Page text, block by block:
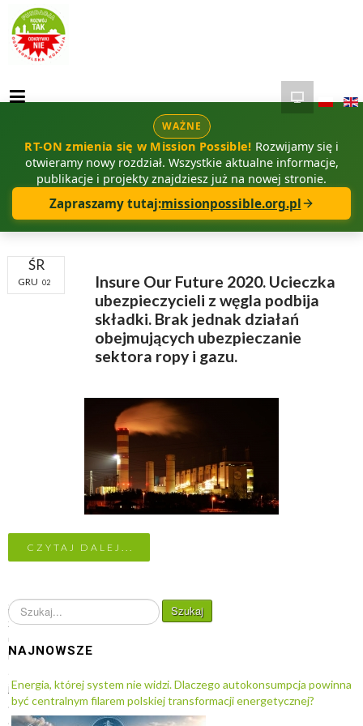
WAŻNE
RT-ON zmienia się w Mission Possible! Rozwijamy się i
otwieramy nowy rozdział. Wszystkie aktualne informacje,
publikacje i projekty znajdziesz już na nowej stronie.
Zapraszamy tutaj:missionpossible.org.pl
ŚR
GRU 02
Insure Our Future 2020. Ucieczka
ubezpieczycieli z węgla podbija
składki. Brak jednak działań
obejmujących ubezpieczanie
sektora ropy i gazu.
CZYTAJ DALEJ...
S
z
u
k
j
.
.
Szukaj
NAJNOWSZE
Energia, której system nie widzi. Dlaczego autokonsumpcja powinna
być centralnym filarem polskiej transformacji energetycznej?